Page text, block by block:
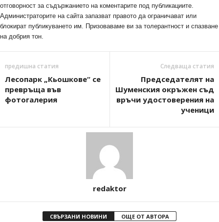
отговорност за съдържанието на коментарите под публикациите.
Администраторите на сайта запазват правото да ограничават или
блокират публикуването им. Призоваваме ви за толерантност и спазване
на добрия тон.
предишна статия
Лесопарк „Кьошкове“ се
превръща във
фотогалерия
Следваща статия
Председателят на
Шуменския окръжен съд
връчи удостоверения на
ученици
redaktor
СВЪРЗАНИ НОВИНИ ОЩЕ ОТ АВТОРА